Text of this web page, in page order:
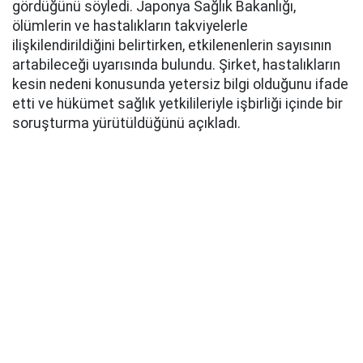
gördüğünü söyledi. Japonya Sağlık Bakanlığı,
ölümlerin ve hastalıkların takviyelerle
ilişkilendirildiğini belirtirken, etkilenenlerin sayısının
artabileceği uyarısında bulundu. Şirket, hastalıkların
kesin nedeni konusunda yetersiz bilgi olduğunu ifade
etti ve hükümet sağlık yetkilileriyle işbirliği içinde bir
soruşturma yürütüldüğünü açıkladı.